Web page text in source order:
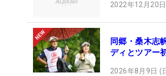
2022年12月20
同郷・桑木志
ディとツアー
2026年8月9日 (